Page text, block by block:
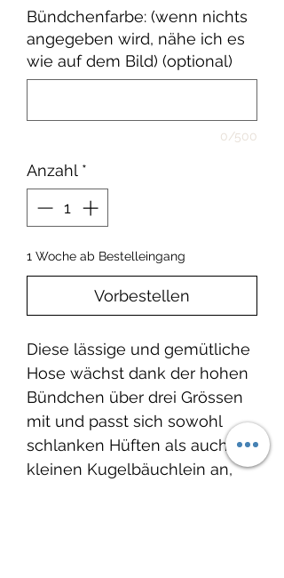
Bündchenfarbe: (wenn nichts
angegeben wird, nähe ich es
wie auf dem Bild) (optional)
0/500
Anzahl *
1 Woche ab Bestelleingang
Vorbestellen
Diese lässige und gemütliche
Hose wächst dank der hohen
Bündchen über drei Grössen
mit und passt sich sowohl
schlanken Hüften als auch
kleinen Kugelbäuchlein an,